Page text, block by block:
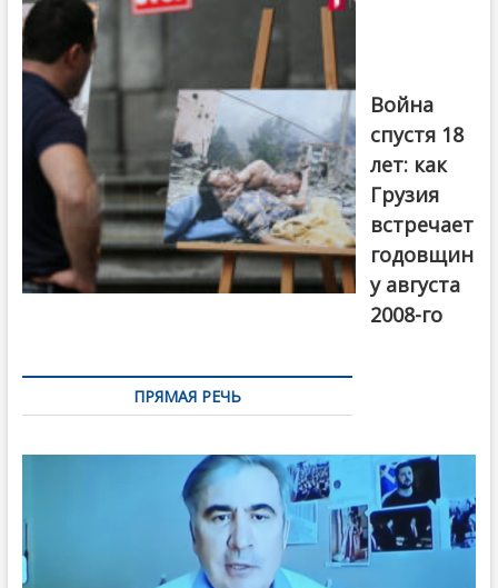
Первый канал
Война
спустя 18
лет: как
Грузия
встречает
годовщин
у августа
2008-го
ПРЯМАЯ РЕЧЬ